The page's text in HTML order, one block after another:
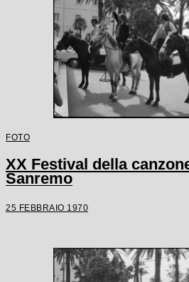
FOTO
XX Festival della
Sanremo
25 FEBBRAIO 1970